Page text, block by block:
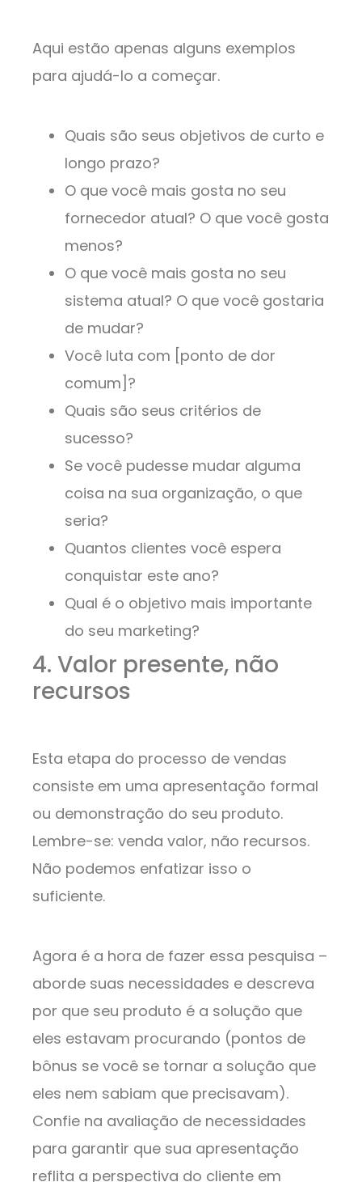
Aqui estão apenas alguns exemplos
para ajudá-lo a começar.
Quais são seus objetivos de curto e
longo prazo?
O que você mais gosta no seu
fornecedor atual? O que você gosta
menos?
O que você mais gosta no seu
sistema atual? O que você gostaria
de mudar?
Você luta com [ponto de dor
comum]?
Quais são seus critérios de
sucesso?
Se você pudesse mudar alguma
coisa na sua organização, o que
seria?
Quantos clientes você espera
conquistar este ano?
Qual é o objetivo mais importante
do seu marketing?
4. Valor presente, não
recursos
Esta etapa do processo de vendas
consiste em uma apresentação formal
ou demonstração do seu produto.
Lembre-se: venda valor, não recursos.
Não podemos enfatizar isso o
suficiente.
Agora é a hora de fazer essa pesquisa –
aborde suas necessidades e descreva
por que seu produto é a solução que
eles estavam procurando (pontos de
bônus se você se tornar a solução que
eles nem sabiam que precisavam).
Confie na avaliação de necessidades
para garantir que sua apresentação
reflita a perspectiva do cliente em